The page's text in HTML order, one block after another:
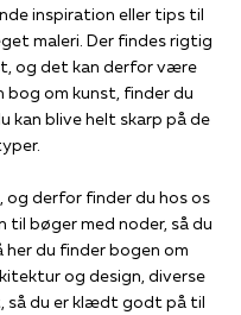
inspiration eller tips til
maleri. Der findes rigtig
og det kan derfor være
bog om kunst, finder du
kan blive helt skarp på de
derfor finder du hos os
til bøger med noder, så du
her du finder bogen om
og design, diverse
så du er klædt godt på til